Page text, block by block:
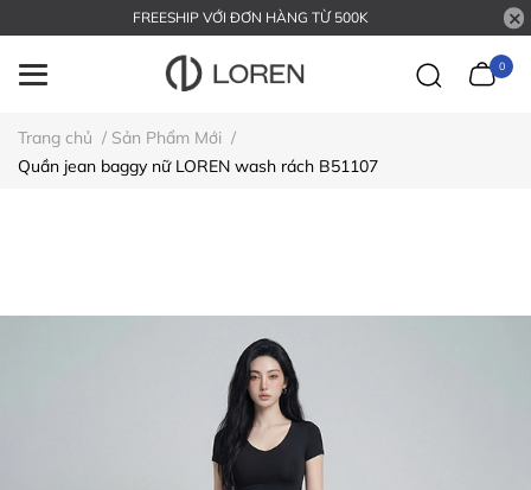
FREESHIP VỚI ĐƠN HÀNG TỪ 500K
0
Trang chủ / Sản Phẩm Mới /
Quần jean baggy nữ LOREN wash rách B51107